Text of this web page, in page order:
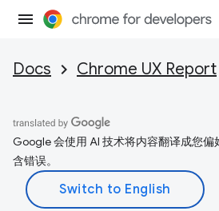
Docs Chrome UX Report
Google 会使用 AI 技术将内容翻译成您偏
含错误。